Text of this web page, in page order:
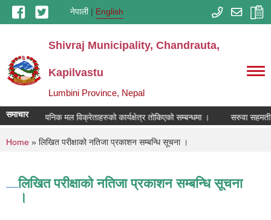
Skip to main contentनेपाली English
Shivraj Municipality, Chandrauta,
Kapilvastu
Lumbini Province, Nepal
समाचार रसायनिक मल विक्रेताहरुको कार्यक्षेत्र तोकिएको सम्बन्धमा । सरुवा
You are here
Home » लिखित परीक्षाको नतिजा प्रकाशन सम्बन्धि सूचना ।
लिखित परीक्षाको नतिजा प्रकाशन सम्बन्धि सूचना
।